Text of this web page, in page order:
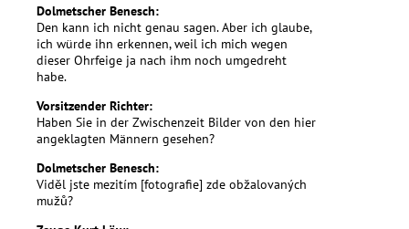
Dolmetscher Benesch:
Den kann ich nicht genau sagen. Aber ich glaube,
ich würde ihn erkennen, weil ich mich wegen
dieser Ohrfeige ja nach ihm noch umgedreht
habe.
Vorsitzender Richter:
Haben Sie in der Zwischenzeit Bilder von den hier
angeklagten Männern gesehen?
Dolmetscher Benesch:
Viděl jste mezitím [fotografie] zde obžalovaných
mužů?